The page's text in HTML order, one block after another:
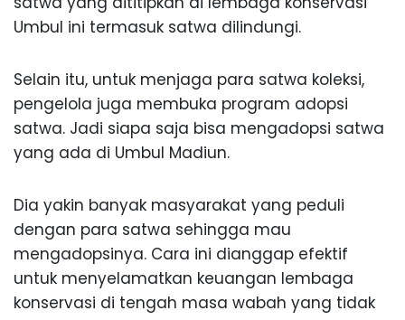
Umbul ini termasuk satwa dilindungi.
Selain itu, untuk menjaga para satwa koleksi,
pengelola juga membuka program adopsi
satwa. Jadi siapa saja bisa mengadopsi satwa
yang ada di Umbul Madiun.
Dia yakin banyak masyarakat yang peduli
dengan para satwa sehingga mau
mengadopsinya. Cara ini dianggap efektif
untuk menyelamatkan keuangan lembaga
konservasi di tengah masa wabah yang tidak